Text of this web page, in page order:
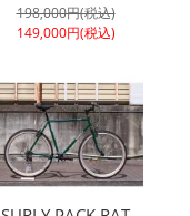
198,000円(税込)
149,000円(税込)